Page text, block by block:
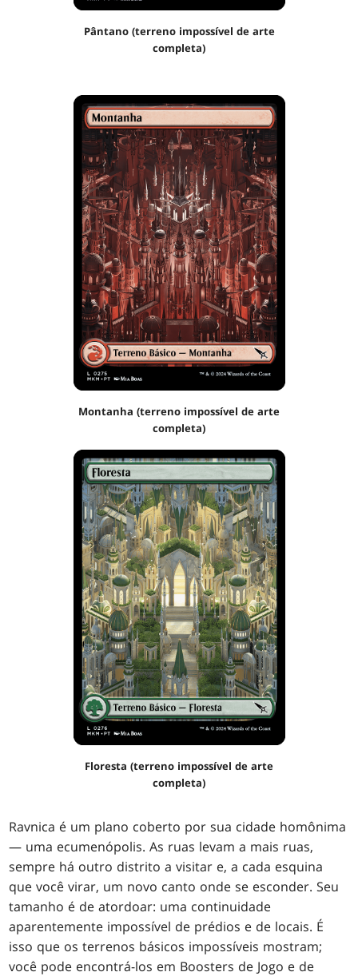
Pântano (terreno impossível de arte
completa)
Montanha (terreno impossível de arte
completa)
Floresta (terreno impossível de arte
completa)
Ravnica é um plano coberto por sua cidade homônima
— uma ecumenópolis. As ruas levam a mais ruas,
sempre há outro distrito a visitar e, a cada esquina
que você virar, um novo canto onde se esconder. Seu
tamanho é de atordoar: uma continuidade
aparentemente impossível de prédios e de locais. É
isso que os terrenos básicos impossíveis mostram;
você pode encontrá-los em Boosters de Jogo e de